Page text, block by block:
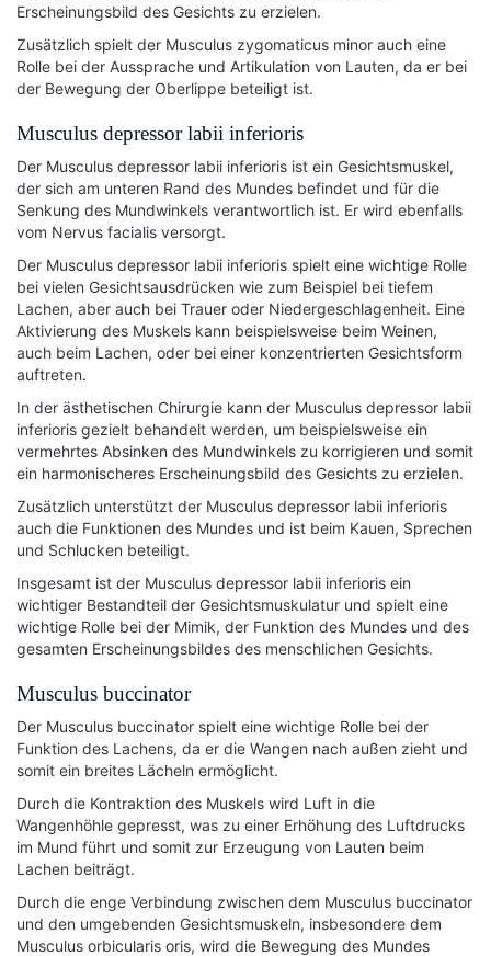
Erscheinungsbild des Gesichts zu erzielen.
Zusätzlich spielt der Musculus zygomaticus minor auch eine
Rolle bei der Aussprache und Artikulation von Lauten, da er bei
der Bewegung der Oberlippe beteiligt ist.
Musculus depressor labii inferioris
Der Musculus depressor labii inferioris ist ein Gesichtsmuskel,
der sich am unteren Rand des Mundes befindet und für die
Senkung des Mundwinkels verantwortlich ist. Er wird ebenfalls
vom Nervus facialis versorgt.
Der Musculus depressor labii inferioris spielt eine wichtige Rolle
bei vielen Gesichtsausdrücken wie zum Beispiel bei tiefem
Lachen, aber auch bei Trauer oder Niedergeschlagenheit. Eine
Aktivierung des Muskels kann beispielsweise beim Weinen,
auch beim Lachen, oder bei einer konzentrierten Gesichtsform
auftreten.
In der ästhetischen Chirurgie kann der Musculus depressor labii
inferioris gezielt behandelt werden, um beispielsweise ein
vermehrtes Absinken des Mundwinkels zu korrigieren und somit
ein harmonischeres Erscheinungsbild des Gesichts zu erzielen.
Zusätzlich unterstützt der Musculus depressor labii inferioris
auch die Funktionen des Mundes und ist beim Kauen, Sprechen
und Schlucken beteiligt.
Insgesamt ist der Musculus depressor labii inferioris ein
wichtiger Bestandteil der Gesichtsmuskulatur und spielt eine
wichtige Rolle bei der Mimik, der Funktion des Mundes und des
gesamten Erscheinungsbildes des menschlichen Gesichts.
Musculus buccinator
Der Musculus buccinator spielt eine wichtige Rolle bei der
Funktion des Lachens, da er die Wangen nach außen zieht und
somit ein breites Lächeln ermöglicht.
Durch die Kontraktion des Muskels wird Luft in die
Wangenhöhle gepresst, was zu einer Erhöhung des Luftdrucks
im Mund führt und somit zur Erzeugung von Lauten beim
Lachen beiträgt.
Durch die enge Verbindung zwischen dem Musculus buccinator
und den umgebenden Gesichtsmuskeln, insbesondere dem
Musculus orbicularis oris, wird die Bewegung des Mundes